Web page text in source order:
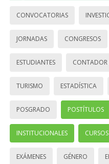
CONVOCATORIAS
JORNADAS CONGRESOS
ESTUDIANTES CONTADOR
TURISMO ESTADÍSTICA
POSGRADO POSTÍTULOS
INSTITUCIONALES CURSOS
EXÁMENES GÉNERO